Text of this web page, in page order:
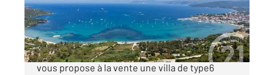
1 680 000 €
Century 21 Dary Immobilier à Saint Florent,
vous propose à la vente une villa de type6